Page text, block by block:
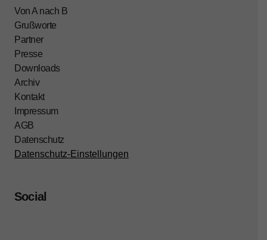
Von A nach B
Grußworte
Partner
Presse
Downloads
Archiv
Kontakt
Impressum
AGB
Datenschutz
Datenschutz-Einstellungen
Social